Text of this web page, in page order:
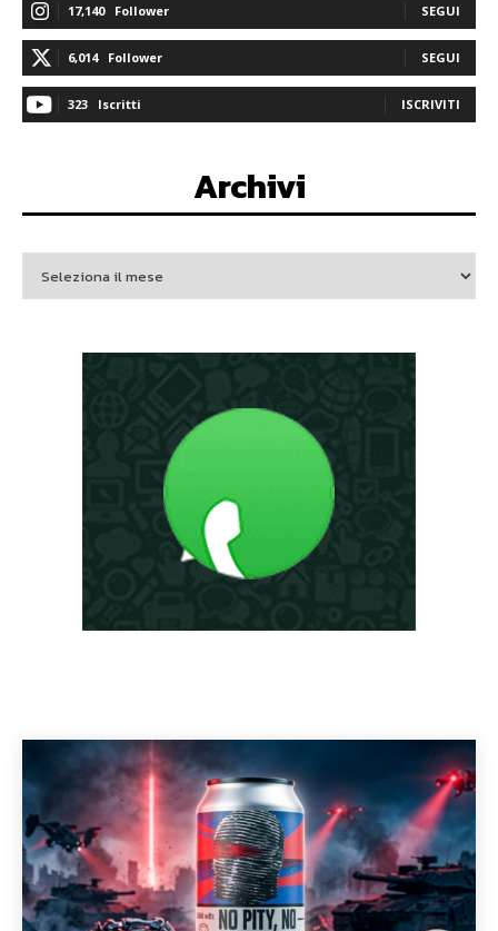
17,140 Follower SEGUI
6,014 Follower SEGUI
323 Iscritti ISCRIVITI
Archivi